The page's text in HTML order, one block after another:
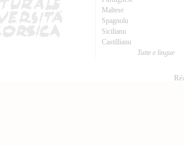
Maltese
Spagnolu
Sicilianu
Castillianu
Tutte e lingue